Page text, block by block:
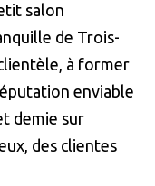
salon
de Trois-
à former
enviable
demie sur
des clientes